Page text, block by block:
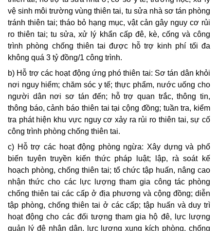
vệ sinh môi trường vùng thiên tai, tu sửa nhà sơ tán phòng
tránh thiên tai; tháo bỏ hạng mục, vật cản gây nguy cơ rủi
ro thiên tai; tu sửa, xử lý khẩn cấp đê, kè, cống và công
trình phòng chống thiên tai được hỗ trợ kinh phí tối đa
không quá 3 tỷ đồng/1 công trình.
b) Hỗ trợ các hoạt động ứng phó thiên tai: Sơ tán dân khỏi
nơi nguy hiểm; chăm sóc y tế; thực phẩm, nước uống cho
người dân nơi sơ tán đến; hỗ trợ quan trắc, thông tin,
thông báo, cảnh báo thiên tai tại cộng đồng; tuần tra, kiểm
tra phát hiện khu vực nguy cơ xảy ra rủi ro thiên tai, sự cố
công trình phòng chống thiên tai.
c) Hỗ trợ các hoạt động phòng ngừa: Xây dựng và phổ
biến tuyên truyền kiến thức pháp luật; lập, rà soát kế
hoạch phòng, chống thiên tai; tổ chức tập huấn, nâng cao
nhận thức cho các lực lượng tham gia công tác phòng
chống thiên tai các cấp ở địa phương và cộng đồng; diễn
tập phòng, chống thiên tai ở các cấp; tập huấn và duy trì
hoạt động cho các đối tượng tham gia hộ đê, lực lượng
quản lý đê nhân dân, lực lượng xung kích phòng, chống